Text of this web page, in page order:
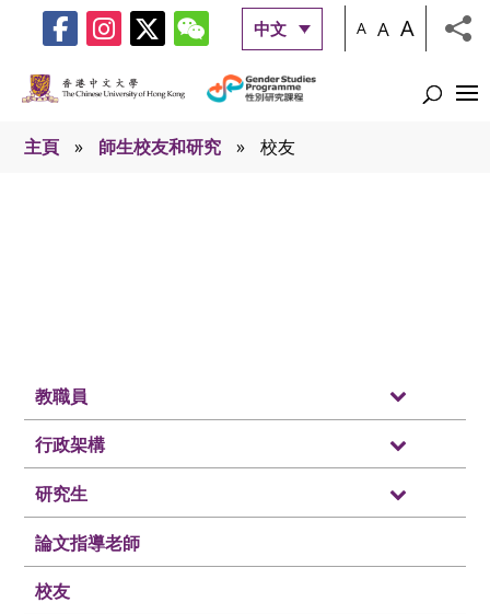
中文 A A A
主頁 » 師生校友和研究 » 校友
教職員
行政架構
研究生
論文指導老師
校友